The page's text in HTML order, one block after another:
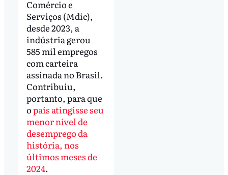
Comércio e
Serviços (Mdic),
desde 2023, a
indústria gerou
585 mil empregos
com carteira
assinada no Brasil.
Contribuiu,
portanto, para que
opaís atingisse seu
menor nível de
desemprego da
história, nos
últimos meses de
2024.